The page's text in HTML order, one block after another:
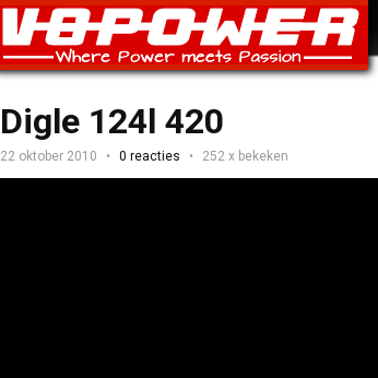
Digle 124l 420
22 oktober 2010 0 reacties 252 x bekeken